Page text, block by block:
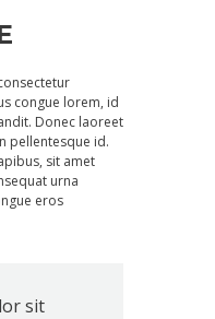
congue lorem, id
Donec laoreet
pellentesque id.
sit amet
urna
eros
sit